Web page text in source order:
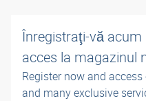
Înregistraţi-vă
acces la magazinul
Register now and
and many exclusive